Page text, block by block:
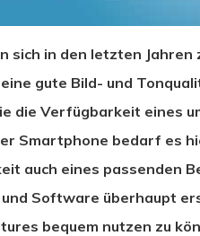
zum Suchen oder ESC zum
sich in den letzten
gute Bild- und
die Verfügbarkeit eines
Smartphone bedarf es
auch eines passenden
Software überhaupt
bequem nutzen zu